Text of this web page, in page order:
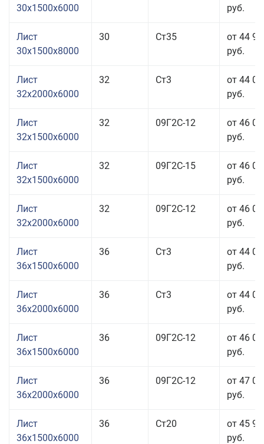
30x1500x6000
руб.
Лист
30x1500x8000
30 Ст35
от 44
руб.
Лист
32x2000x6000
32 Ст3
от 44
руб.
Лист
32x1500x6000
32 09Г2С-12
от 46
руб.
Лист
32x1500x6000
32 09Г2С-15
от 46
руб.
Лист
32x2000x6000
32 09Г2С-12
от 46
руб.
Лист
36x1500x6000
36 Ст3
от 44
руб.
Лист
36x2000x6000
36 Ст3
от 44
руб.
Лист
36x1500x6000
36 09Г2С-12
от 46
руб.
Лист
36x2000x6000
36 09Г2С-12
от 47
руб.
Лист
36x1500x6000
36 Ст20
от 45
руб.